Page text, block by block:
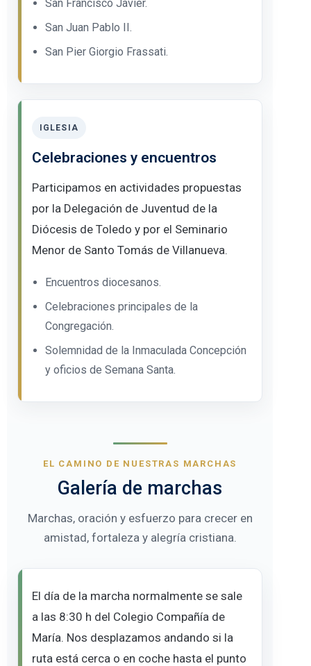
San Francisco Javier.
San Juan Pablo II.
San Pier Giorgio Frassati.
IGLESIA
Celebraciones y encuentros
Participamos en actividades propuestas
por la Delegación de Juventud de la
Diócesis de Toledo y por el Seminario
Menor de Santo Tomás de Villanueva.
Encuentros diocesanos.
Celebraciones principales de la
Congregación.
Solemnidad de la Inmaculada Concepción
y oficios de Semana Santa.
EL CAMINO DE NUESTRAS MARCHAS
Galería de marchas
Marchas, oración y esfuerzo para crecer en
amistad, fortaleza y alegría cristiana.
El día de la marcha normalmente se sale
a las 8:30 h del Colegio Compañía de
María. Nos desplazamos andando si la
ruta está cerca o en coche hasta el punto